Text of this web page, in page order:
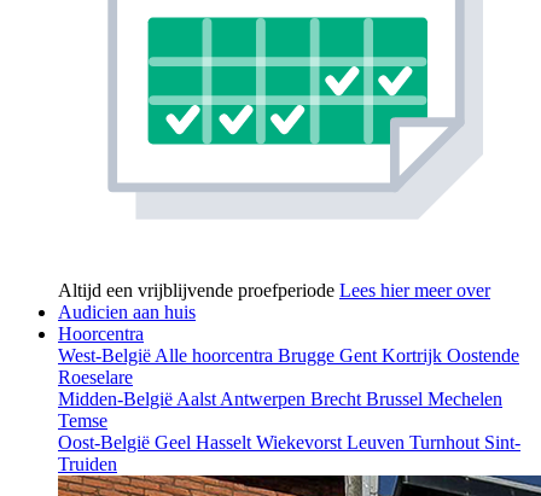
Altijd een vrijblijvende proefperiode Lees hier meer over
Audicien aan huis
Hoorcentra
West-België Alle hoorcentra Brugge Gent Kortrijk Oostende
Roeselare
Midden-België Aalst Antwerpen Brecht Brussel Mechelen
Temse
Oost-België Geel Hasselt Wiekevorst Leuven Turnhout Sint-
Truiden